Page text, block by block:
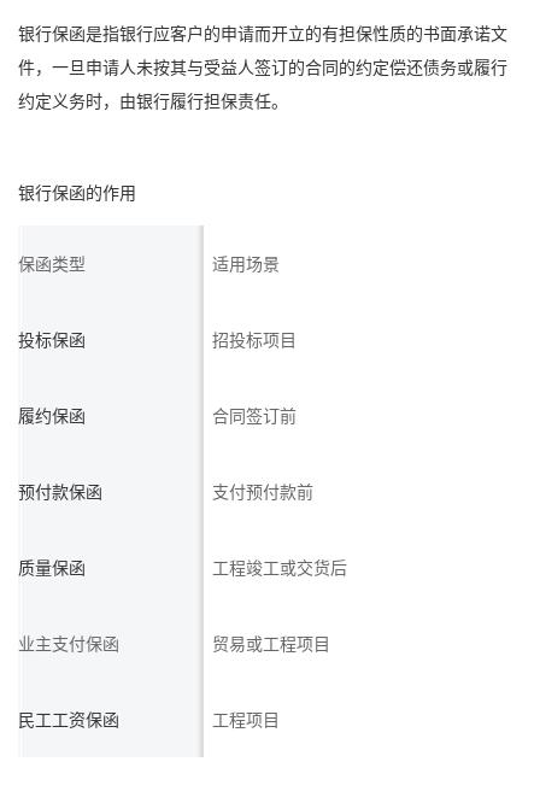
银行保函是指银行应客户的申请而开立的有担保性质的书面承诺文
件，一旦申请人未按其与受益人签订的合同的约定偿还债务或履行
约定义务时，由银行履行担保责任。
银行保函的作用
保函类型 适用场景
投标保函 招投标项目
履约保函 合同签订前
预付款保函 支付预付款前
质量保函 工程竣工或交货后
业主支付保函 贸易或工程项目
民工工资保函 工程项目